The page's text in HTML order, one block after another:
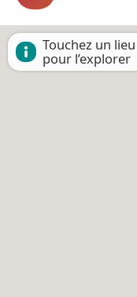
Touchez un lieu
pour l’explorer